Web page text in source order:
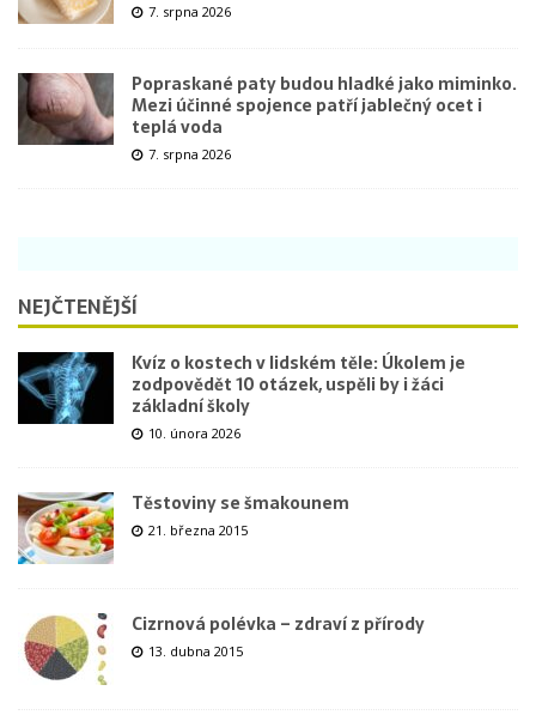
7. srpna 2026
Popraskané paty budou hladké jako miminko.
Mezi účinné spojence patří jablečný ocet i
teplá voda
7. srpna 2026
NEJČTENĚJŠÍ
Kvíz o kostech v lidském těle: Úkolem je
zodpovědět 10 otázek, uspěli by i žáci
základní školy
10. února 2026
Těstoviny se šmakounem
21. března 2015
Cizrnová polévka – zdraví z přírody
13. dubna 2015